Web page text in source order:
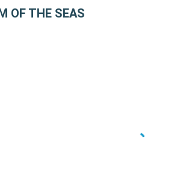
OF THE SEAS